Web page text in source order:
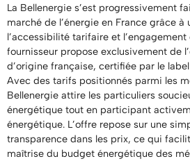
La Bellenergie s’est progressivement
marché de l’énergie en France grâce
l’accessibilité tarifaire et
fournisseur propose exclusivement de
d’origine française, certifiée par le label
Avec des tarifs positionnés parmi les
Bellenergie attire les particuliers
énergétique tout en participant
énergétique. L’offre repose sur une
transparence dans les prix, ce qui
maîtrise du budget énergétique des